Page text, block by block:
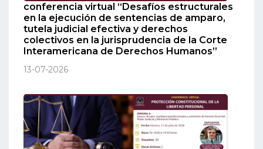
conferencia virtual “Desafíos estructurales
en la ejecución de sentencias de amparo,
tutela judicial efectiva y derechos
colectivos en la jurisprudencia de la Corte
Interamericana de Derechos Humanos”
13-07-2026